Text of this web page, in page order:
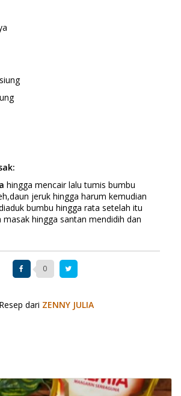
hingga mencair lalu tumis bumbu
jeruk hingga harum kemudian
bumbu hingga rata setelah itu
hingga santan mendidih dan
0
Resep dari ZENNY JULIA